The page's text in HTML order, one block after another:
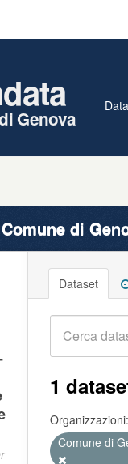
Genova
Comune di
Dataset
1
Organizzazioni:
Comune di